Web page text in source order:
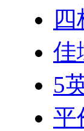
佳
5
平